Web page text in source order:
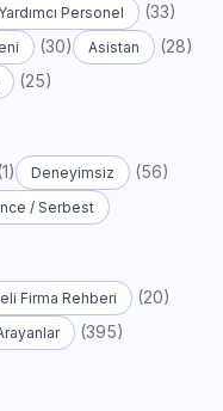
Yardımcı Personel (33)
(30) Asistan (28)
(25)
Deneyimsiz (56)
/ Serbest
Firma Rehberi (20)
(395)